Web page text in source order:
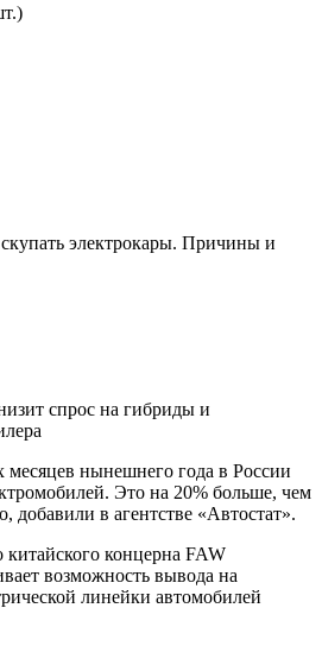
электрокары. Причины и
спрос на гибриды и
месяцев нынешнего года в России
Это на 20% больше, чем
добавили в агентстве «Автостат».
китайского концерна FAW
возможность вывода на
линейки автомобилей